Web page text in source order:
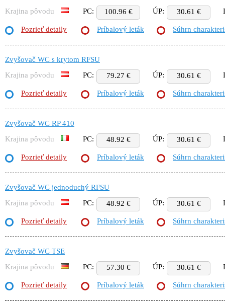
Krajina pôvodu
PC: 100.96 € ÚP: 30.61 €
Pozrieť detaily Príbalový leták Súhrn
Zvyšovač WC s krytom RFSU
Krajina pôvodu
PC: 79.27 € ÚP: 30.61 €
Pozrieť detaily Príbalový leták Súhrn
Zvyšovač WC RP 410
Krajina pôvodu
PC: 48.92 € ÚP: 30.61 €
Pozrieť detaily Príbalový leták Súhrn
Zvyšovač WC jednoduchý RFSU
Krajina pôvodu
PC: 48.92 € ÚP: 30.61 €
Pozrieť detaily Príbalový leták Súhrn
Zvyšovač WC TSE
Krajina pôvodu
PC: 57.30 € ÚP: 30.61 €
Pozrieť detaily Príbalový leták Súhrn